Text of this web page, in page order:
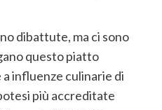
dibattute, ma ci sono
questo piatto
influenze culinarie di
più accreditate